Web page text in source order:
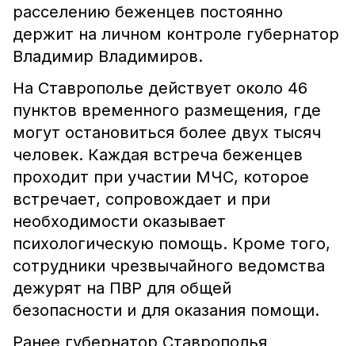
расселению беженцев постоянно
держит на личном контроле губернатор
Владимир Владимиров.
На Ставрополье действует около 46
пунктов временного размещения, где
могут остановиться более двух тысяч
человек. Каждая встреча беженцев
проходит при участии МЧС, которое
встречает, сопровождает и при
необходимости оказывает
психологическую помощь. Кроме того,
сотрудники чрезвычайного ведомства
дежурят на ПВР для общей
безопасности и для оказания помощи.
Ранее губернатор Ставрополья